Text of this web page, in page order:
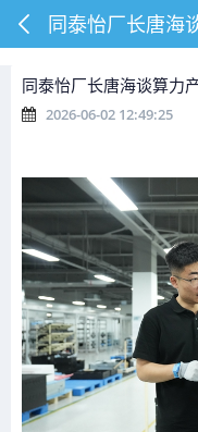
同泰怡厂长唐海谈算力
2026-06-02 12:49:25